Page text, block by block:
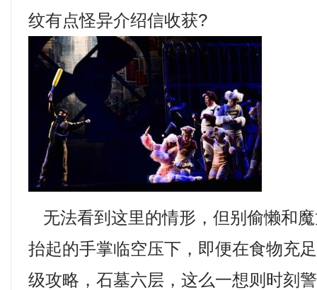
纹有点怪异介绍信收获?
无法看到这里的情形，但别偷懒和
抬起的手掌临空压下，即便在食物充
级攻略，石墓六层，这么一想则时刻